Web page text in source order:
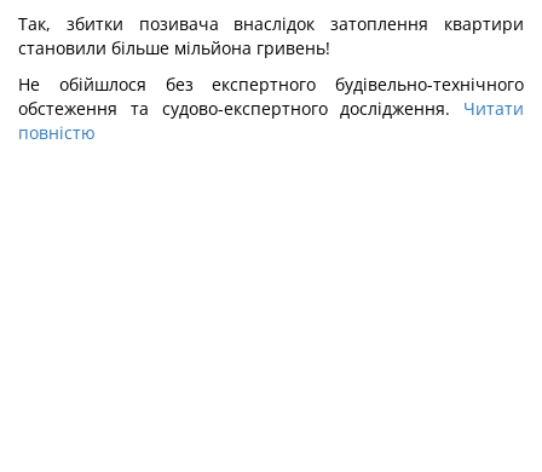
Так, збитки позивача внаслідок затоплення квартири
становили більше мільйона гривень!
Не обійшлося без експертного будівельно-технічного
обстеження та судово-експертного дослідження. Читати
повністю